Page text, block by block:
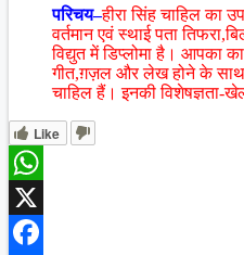
परिचय–हीरा सिंह चाहिल का
वर्तमान एवं स्थाई पता
विद्युत में डिप्लोमा है। आपका
गीत,ग़ज़ल और लेख होने के साथ
चाहिल हैं। इनकी विशेषज्ञता-
Like
WhatsApp
X